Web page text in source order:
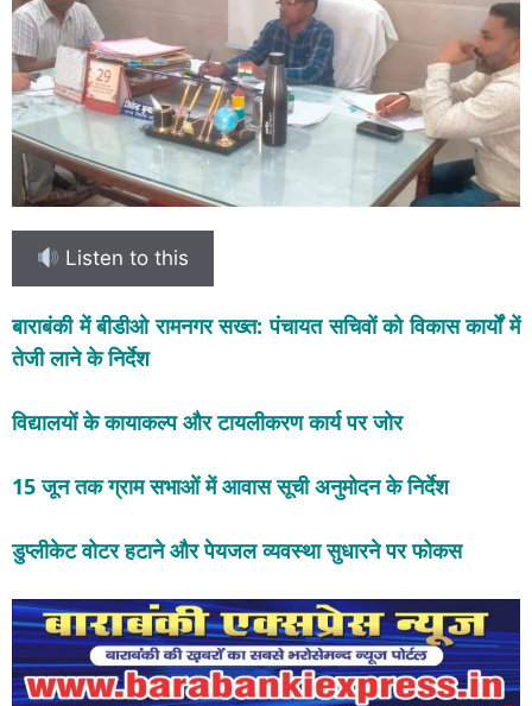
Listen to this
बाराबंकी में बीडीओ रामनगर सख्त: पंचायत सचिवों को विकास कार्यों में
तेजी लाने के निर्देश
विद्यालयों के कायाकल्प और टायलीकरण कार्य पर जोर
15 जून तक ग्राम सभाओं में आवास सूची अनुमोदन के निर्देश
डुप्लीकेट वोटर हटाने और पेयजल व्यवस्था सुधारने पर फोकस